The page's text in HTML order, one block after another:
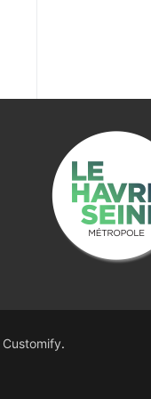
Customify.